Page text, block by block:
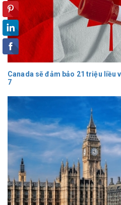
Canada sẽ đảm bảo 21 triệu liều
7